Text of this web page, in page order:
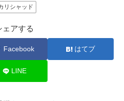
リシャッド
ェアする
Facebook はてブ
LINE